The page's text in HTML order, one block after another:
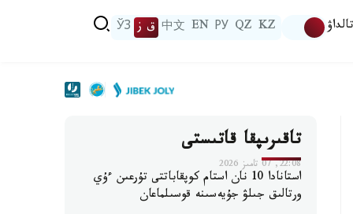
تالداۋ KZ
QZ
РУ
EN
中文 ق ز ЎЗ
تاقىرىپقا قاتىستى
22:08, 07 تامىز 2026
استانادا 10 نان استام كوپقاباتتى تۇرعىن ءۇي
ورتالىق جىلۋ جۇيەسىنە قوسىلماعان